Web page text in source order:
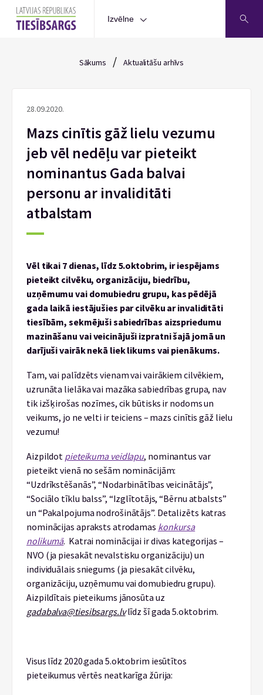
Izvēlne
Sākums / Aktualitāšu arhīvs
28.09.2020.
Mazs cinītis gāž lielu vezumu
jeb vēl nedēļu var pieteikt
nominantus Gada balvai
personu ar invaliditāti
atbalstam
Vēl tikai 7 dienas, līdz 5.oktobrim, ir iespējams
pieteikt cilvēku, organizāciju, biedrību,
uzņēmumu vai domubiedru grupu, kas pēdējā
gada laikā iestājušies par cilvēku ar invaliditāti
tiesībām, sekmējuši sabiedrības aizspriedumu
mazināšanu vai veicinājuši izpratni šajā jomā un
darījuši vairāk nekā liek likums vai pienākums.
Tam, vai palīdzēts vienam vai vairākiem cilvēkiem,
uzrunāta lielāka vai mazāka sabiedrības grupa, nav
tik izšķirošas nozīmes, cik būtisks ir nodoms un
veikums, jo ne velti ir teiciens – mazs cinītis gāž lielu
vezumu!
Aizpildot pieteikuma veidlapu, nominantus var
pieteikt vienā no sešām nominācijām:
“Uzdrīkstēšanās”, “Nodarbinātības veicinātājs”,
“Sociālo tīklu balss”, “Izglītotājs, “Bērnu atbalsts”
un “Pakalpojuma nodrošinātājs”. Detalizēts katras
nominācijas apraksts atrodamas konkursa
nolikumā. Katrai nominācijai ir divas kategorijas –
NVO (ja piesakāt nevalstisku organizāciju) un
individuālais sniegums (ja piesakāt cilvēku,
organizāciju, uzņēmumu vai domubiedru grupu).
Aizpildītais pieteikums jānosūta uz
gadabalva@tiesibsargs.lvlīdz šī gada 5.oktobrim.
Visus līdz 2020.gada 5.oktobrim iesūtītos
pieteikumus vērtēs neatkarīga žūrija: